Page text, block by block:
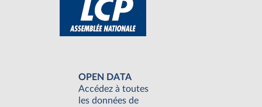
OPEN DATA
Accédez à toutes
les données de